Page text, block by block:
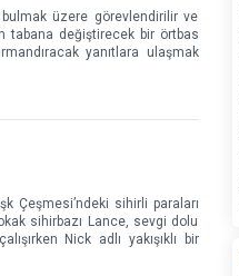
üzere görevlendirilir ve
tabana değiştirecek bir örtbas
yanıtlara ulaşmak
Çeşmesi’ndeki sihirli paraları
sihirbazı Lance, sevgi dolu
Nick adlı yakışıklı bir